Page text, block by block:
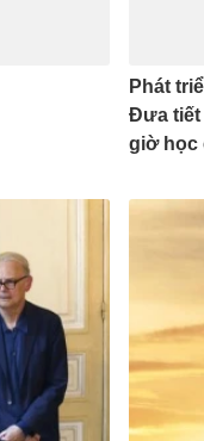
Phát
Đưa tiết
giờ học